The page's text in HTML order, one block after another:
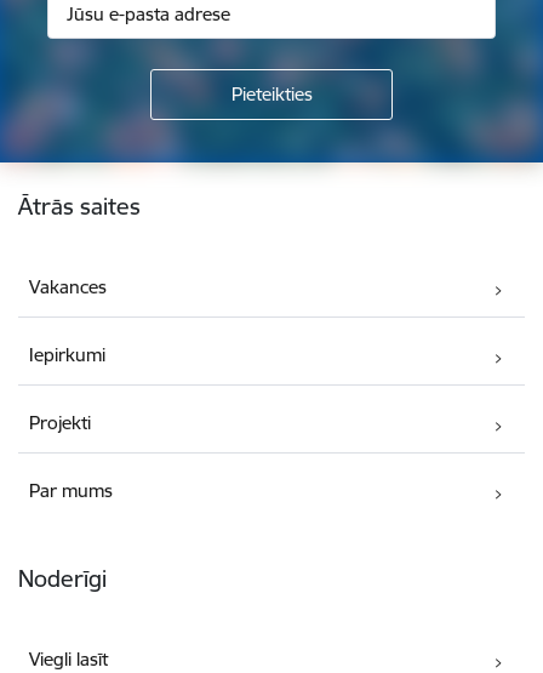
Kājene
Ātrās saites
Vakances
Iepirkumi
Projekti
Par mums
Noderīgi
Viegli lasīt